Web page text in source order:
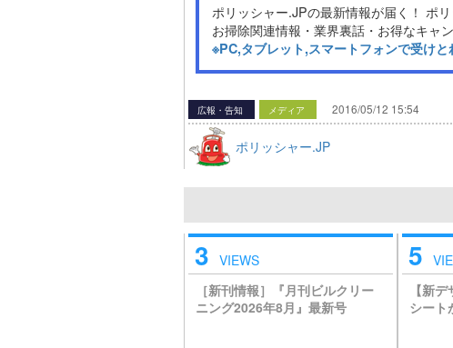
ポリッシャー.JPの最新情報が届く！ ポ
お掃除関連情報・業界裏話・お得なキャ
※PC,タブレット,スマートフォンで受けと
広報・告知 メディア 2016/05/12 15:54
ポリッシャー.JP
3 VIEWS
［新刊情報］『月刊ビルクリー
ニング2026年8月』最新号
5
【新
シート